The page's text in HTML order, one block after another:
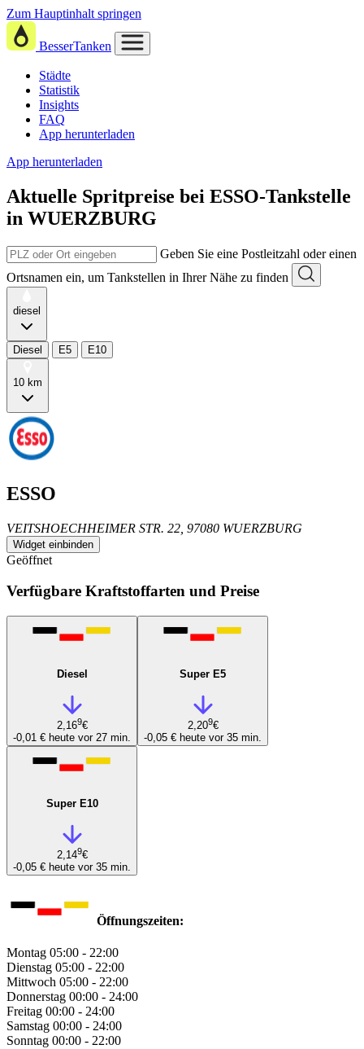
Zum Hauptinhalt springen
BesserTanken
Städte
Statistik
Insights
FAQ
App herunterladen
App herunterladen
Aktuelle Spritpreise bei ESSO-Tankstelle
in WUERZBURG
Geben Sie eine Postleitzahl oder einen
Ortsnamen ein, um Tankstellen in Ihrer Nähe zu finden
diesel
Diesel E5 E10
10 km
ESSO
VEITSHOECHHEIMER STR. 22, 97080 WUERZBURG
Widget einbinden
Geöffnet
Verfügbare Kraftstoffarten und Preise
Diesel
2,169€
-0,01 € heute vor 27 min.
Super E5
2,209€
-0,05 € heute vor 35 min.
Super E10
2,149€
-0,05 € heute vor 35 min.
Öffnungszeiten:
Montag 05:00 - 22:00
Dienstag 05:00 - 22:00
Mittwoch 05:00 - 22:00
Donnerstag 00:00 - 24:00
Freitag 00:00 - 24:00
Samstag 00:00 - 24:00
Sonntag 00:00 - 22:00